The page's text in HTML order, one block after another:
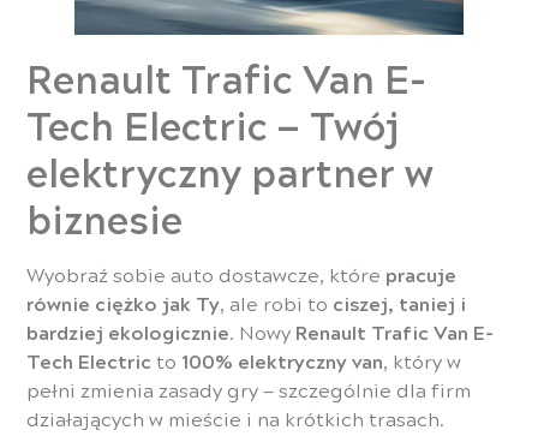
Renault Trafic Van E-
Tech Electric — Twój
elektryczny partner w
biznesie
Wyobraź sobie auto dostawcze, które pracuje
równie ciężko jak Ty, ale robi to ciszej, taniej i
bardziej ekologicznie. Nowy Renault Trafic Van E-
Tech Electric to 100% elektryczny van, który w
pełni zmienia zasady gry — szczególnie dla firm
działających w mieście i na krótkich trasach.